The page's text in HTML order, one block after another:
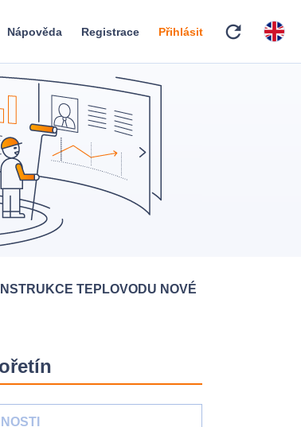
Nápověda Registrace Přihlásit refresh
TEPLOVODU NOVÉ